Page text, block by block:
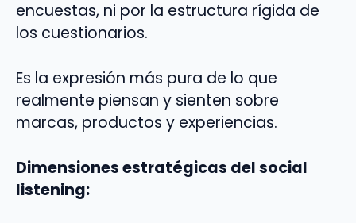
encuestas, ni por la estructura rígida de
los cuestionarios.
Es la expresión más pura de lo que
realmente piensan y sienten sobre
marcas, productos y experiencias.
Dimensiones estratégicas del social
listening: